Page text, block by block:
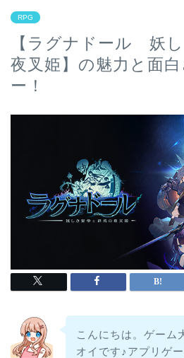
RPG
【ラグナドール 妖
夜叉姫】の魅力と面
ー！
こんにちは。ゲー
オイです♪アプリゲ